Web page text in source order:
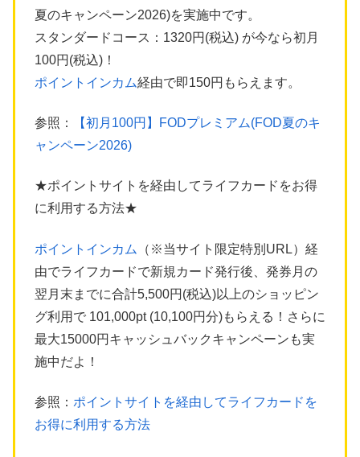
夏のキャンペーン2026)を実施中です。
スタンダードコース：1320円(税込) が今なら初月
100円(税込)！
ポイントインカム経由で即150円もらえます。
参照：
【初月100円】FODプレミアム(FOD夏のキ
ャンペーン2026)
★ポイントサイトを経由してライフカードをお得
に利用する方法★
ポイントインカム
（※当サイト限定特別URL）経
由でライフカードで新規カード発行後、発券月の
翌月末までに合計5,500円(税込)以上のショッピン
グ利用で 101,000pt (10,100円分)もらえる！さらに
最大15000円キャッシュバックキャンペーンも実
施中だよ！
参照： ポイントサイトを経由してライフカードを
お得に利用する方法